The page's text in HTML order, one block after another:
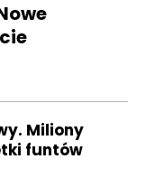
Miliony
funtów